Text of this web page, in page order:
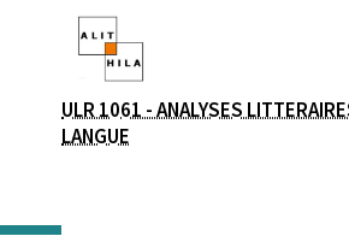
ULR 1061 - ANALYSES
LANGUE